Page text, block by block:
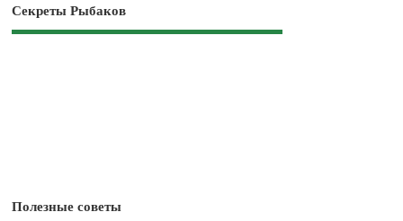
Секреты Рыбаков
Полезные советы